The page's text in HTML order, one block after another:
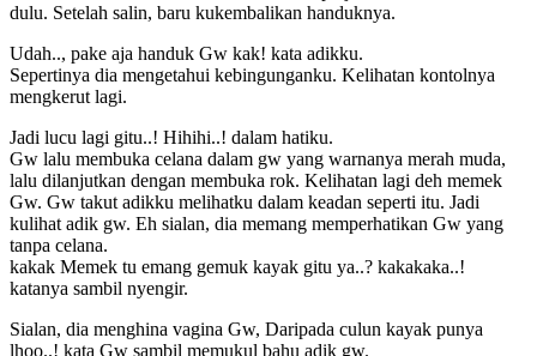
dulu. Setelah salin, baru kukembalikan handuknya.
Udah.., pake aja handuk Gw kak! kata adikku.
Sepertinya dia mengetahui kebingunganku. Kelihatan kontolnya
mengkerut lagi.
Jadi lucu lagi gitu..! Hihihi..! dalam hatiku.
Gw lalu membuka celana dalam gw yang warnanya merah muda,
lalu dilanjutkan dengan membuka rok. Kelihatan lagi deh memek
Gw. Gw takut adikku melihatku dalam keadan seperti itu. Jadi
kulihat adik gw. Eh sialan, dia memang memperhatikan Gw yang
tanpa celana.
kakak Memek tu emang gemuk kayak gitu ya..? kakakaka..!
katanya sambil nyengir.
Sialan, dia menghina vagina Gw, Daripada culun kayak punya
lhoo..! kata Gw sambil memukul bahu adik gw.